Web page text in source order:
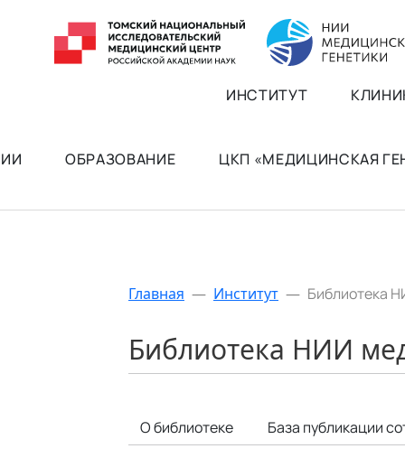
ИНСТИТУТ
ОБРАЗОВАНИЕ ЦКП «МЕДИЦИНСКАЯ
Главная — Институт — Библиотека
Библиотека НИИ
О библиотеке База публикации